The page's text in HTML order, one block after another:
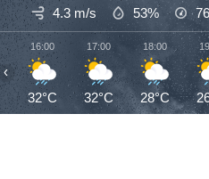
4.3 m/s 53%
16:00
32°C
17:00
32°C
18:00
28°C
‹